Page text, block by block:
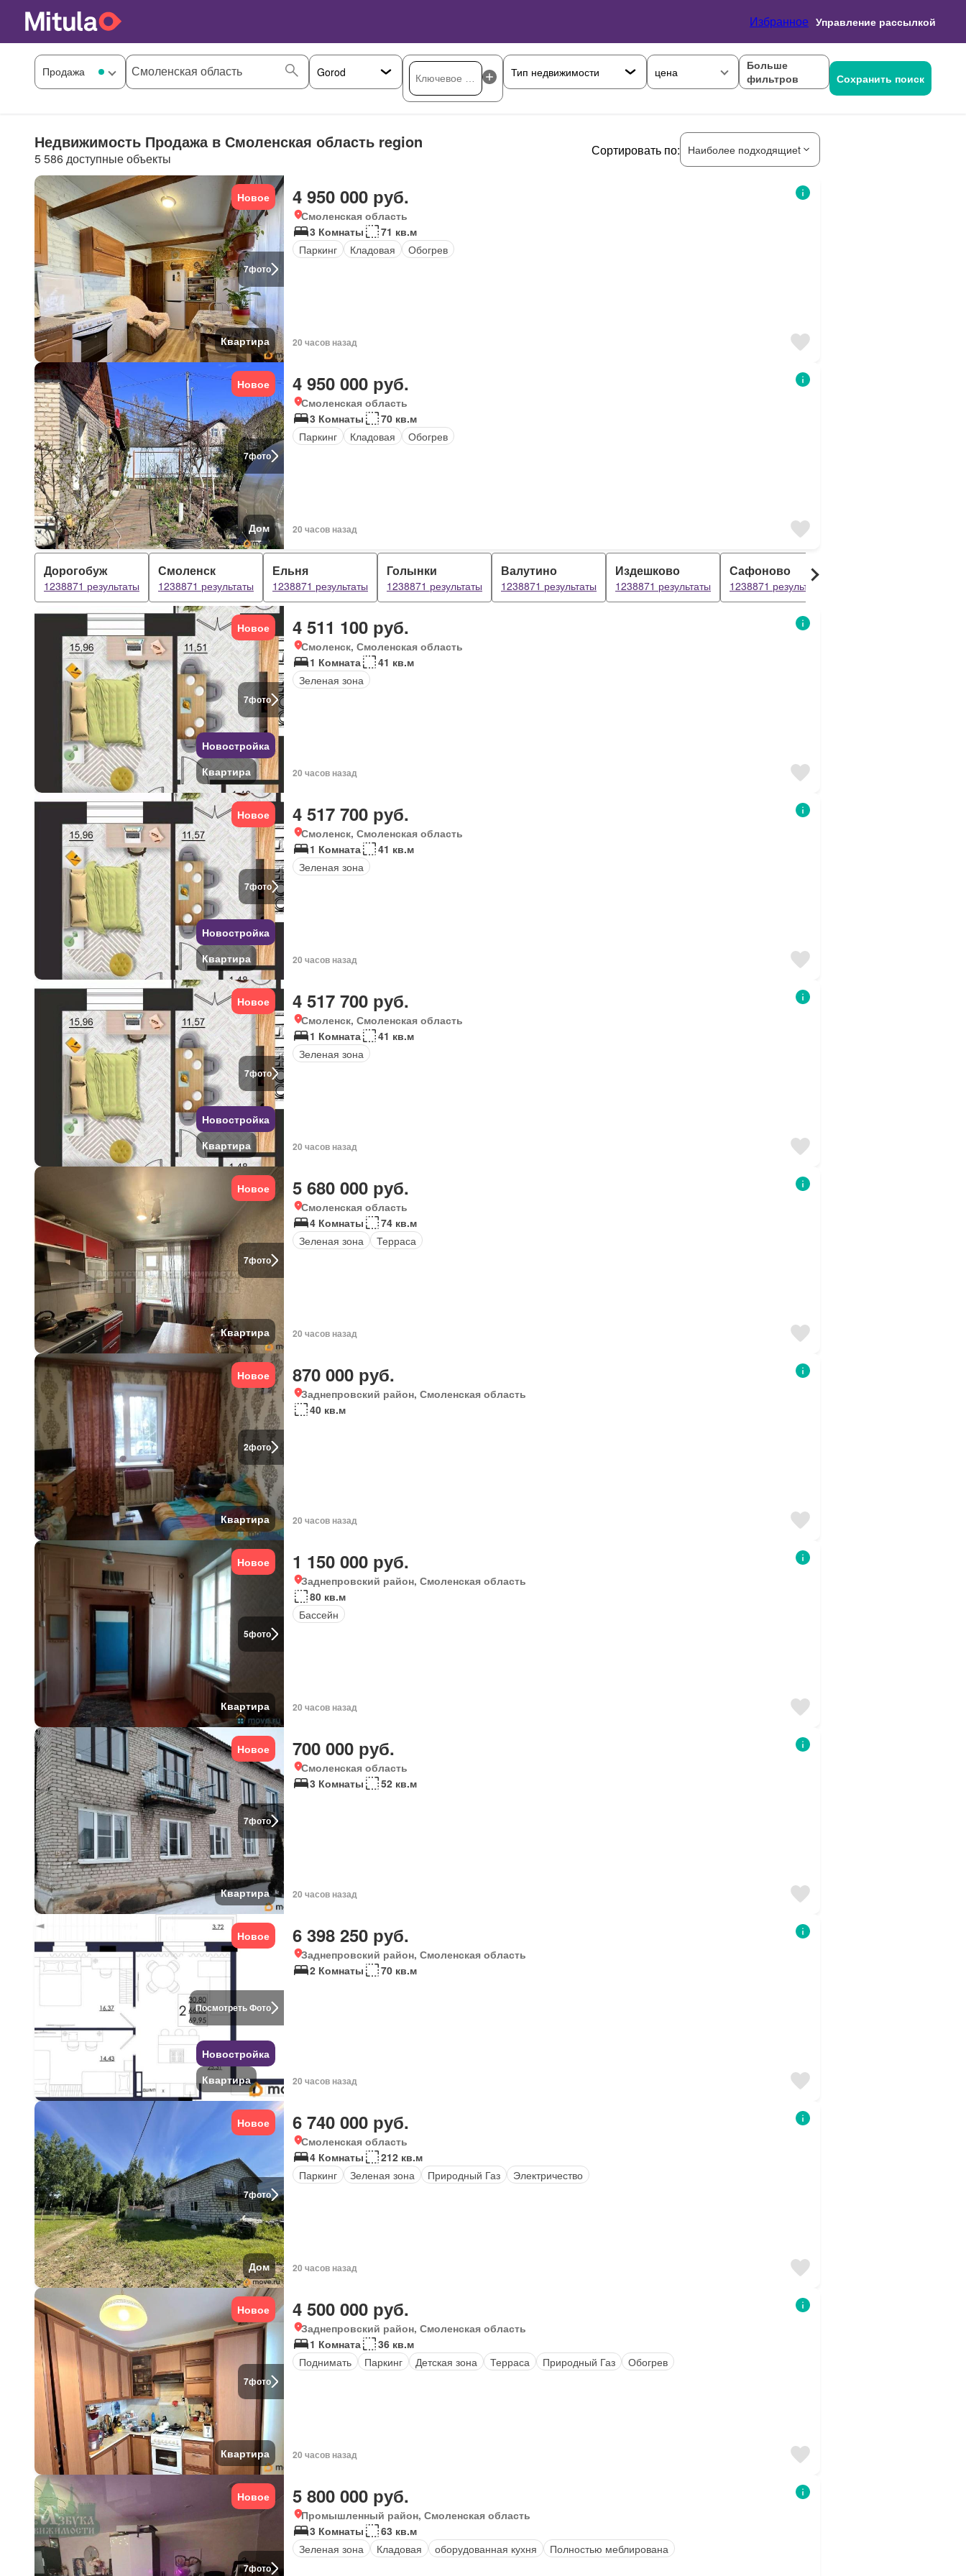
Избранное Управление рассылкой
цена
Больше
фильтров
Сохранить поиск
Недвижимость Продажа в Смоленская область region
5 586 доступные объекты
Сортировать по: Наиболее подходящиеt
7фото
Новое
Квартира
4 950 000 руб.
Смоленская область
3 Комнаты
71 кв.м
Паркинг
Кладовая Обогрев
20 часов назад
7фото
Новое
Дом
4 950 000 руб.
Смоленская область
3 Комнаты
70 кв.м
Паркинг
Кладовая Обогрев
20 часов назад
Дорогобуж
1238871 результаты
Смоленск
1238871 результаты
Ельня
1238871 результаты
Голынки
1238871 результаты
Валутино
1238871 результаты
Издешково
1238871 результаты
Сафоново
1238871 результаты
7фото
Новое
Новостройка
Квартира
4 511 100 руб.
Смоленск, Смоленская область
1 Комната
41 кв.м
Зеленая зона
20 часов назад
7фото
Новое
Новостройка
Квартира
4 517 700 руб.
Смоленск, Смоленская область
1 Комната
41 кв.м
Зеленая зона
20 часов назад
7фото
Новое
Новостройка
Квартира
4 517 700 руб.
Смоленск, Смоленская область
1 Комната
41 кв.м
Зеленая зона
20 часов назад
7фото
Новое
Квартира
5 680 000 руб.
Смоленская область
4 Комнаты
74 кв.м
Зеленая зона
Терраса
20 часов назад
2фото
Новое
Квартира
870 000 руб.
Заднепровский район, Смоленская область
40 кв.м
20 часов назад
5фото
Новое
Квартира
1 150 000 руб.
Заднепровский район, Смоленская область
80 кв.м
Бассейн
20 часов назад
7фото
Новое
Квартира
700 000 руб.
Смоленская область
3 Комнаты
52 кв.м
20 часов назад
Посмотреть Фото
Новое
Новостройка
Квартира
6 398 250 руб.
Заднепровский район, Смоленская область
2 Комнаты
70 кв.м
20 часов назад
7фото
Новое
Дом
6 740 000 руб.
Смоленская область
4 Комнаты
212 кв.м
Паркинг
Зеленая зона Природный Газ Электричество
20 часов назад
7фото
Новое
Квартира
4 500 000 руб.
Заднепровский район, Смоленская область
1 Комната
36 кв.м
Поднимать
Паркинг Детская зона Терраса Природный Газ Обогрев
20 часов назад
7фото
Новое 5 800 000 руб.
Промышленный район, Смоленская область
3 Комнаты
63 кв.м
Зеленая зона
Кладовая оборудованная кухня Полностью меблирована